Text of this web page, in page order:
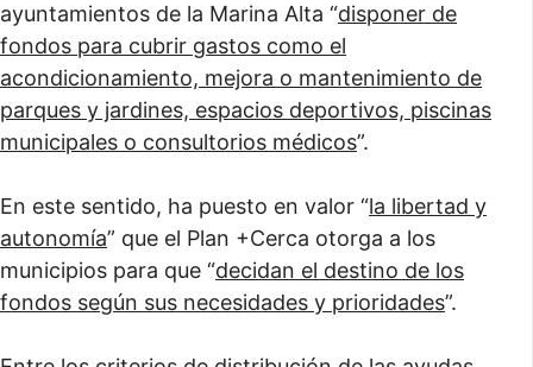
ayuntamientos de la Marina Alta “disponer de
fondos para cubrir gastos como el
acondicionamiento, mejora o mantenimiento de
parques y jardines, espacios deportivos, piscinas
municipales o consultorios médicos”.
En este sentido, ha puesto en valor “la libertad y
autonomía” que el Plan +Cerca otorga a los
municipios para que “decidan el destino de los
fondos según sus necesidades y prioridades”.